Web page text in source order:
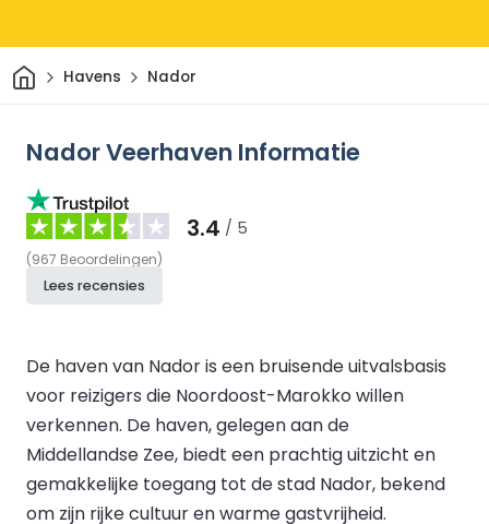
ThuisHavens Nador
Nador Veerhaven Informatie
3.4 / 5
(967 Beoordelingen)
Lees recensies
De haven van Nador is een bruisende uitvalsbasis
voor reizigers die Noordoost-Marokko willen
verkennen. De haven, gelegen aan de
Middellandse Zee, biedt een prachtig uitzicht en
gemakkelijke toegang tot de stad Nador, bekend
om zijn rijke cultuur en warme gastvrijheid.